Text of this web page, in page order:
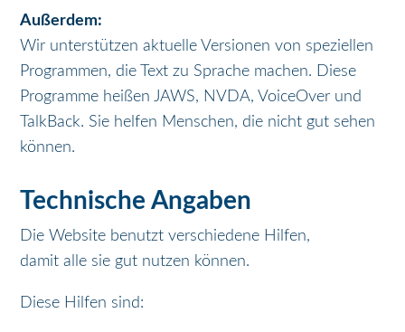
Außerdem:
Wir unterstützen aktuelle Versionen von speziellen
Programmen, die Text zu Sprache machen. Diese
Programme heißen JAWS, NVDA, VoiceOver und
TalkBack. Sie helfen Menschen, die nicht gut sehen
können.
Technische Angaben
Die Website benutzt verschiedene Hilfen,
damit alle sie gut nutzen können.
Diese Hilfen sind: